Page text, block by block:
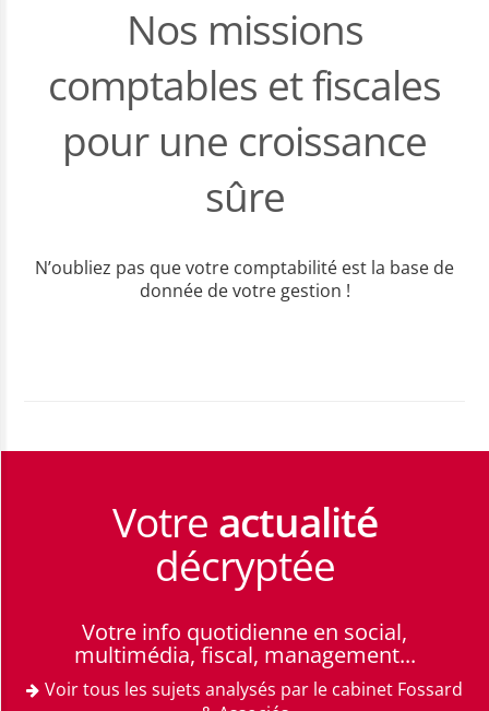
Nos missions
comptables et fiscales
pour une croissance
sûre
N’oubliez pas que votre comptabilité est la base de
donnée de votre gestion !
Votre actualité
décryptée
Votre info quotidienne en social,
multimédia, fiscal, management...
Voir tous les sujets analysés par le cabinet Fossard